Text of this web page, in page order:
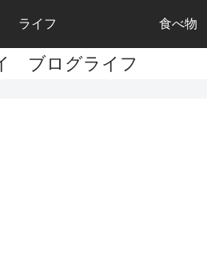
ブログライフ
ライフ 食べ物